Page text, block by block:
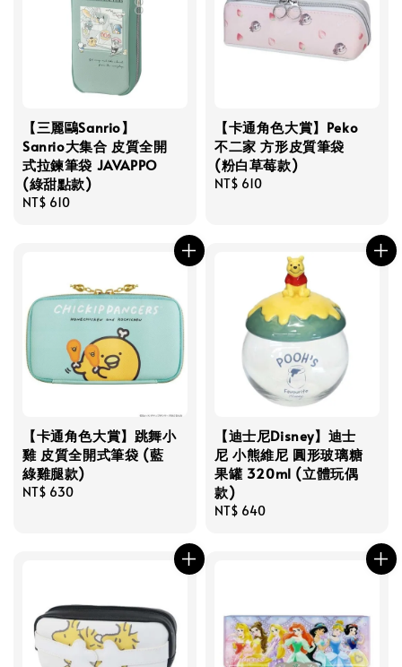
【三麗鷗Sanrio】
Sanrio大集合 皮質全開
式拉鍊筆袋 JAVAPPO
(綠甜點款)
Regular
NT$ 610
【卡通角色大賞】Peko
不二家 方形皮質筆袋
(粉白草莓款)
Regular
NT$ 610
【卡通角色大賞】跳舞小
雞 皮質全開式筆袋 (藍
綠雞腿款)
Regular
NT$ 630
【迪士尼Disney】迪士
尼 小熊維尼 圓形玻璃糖
果罐 320ml (立體玩偶
款)
Regular
NT$ 640